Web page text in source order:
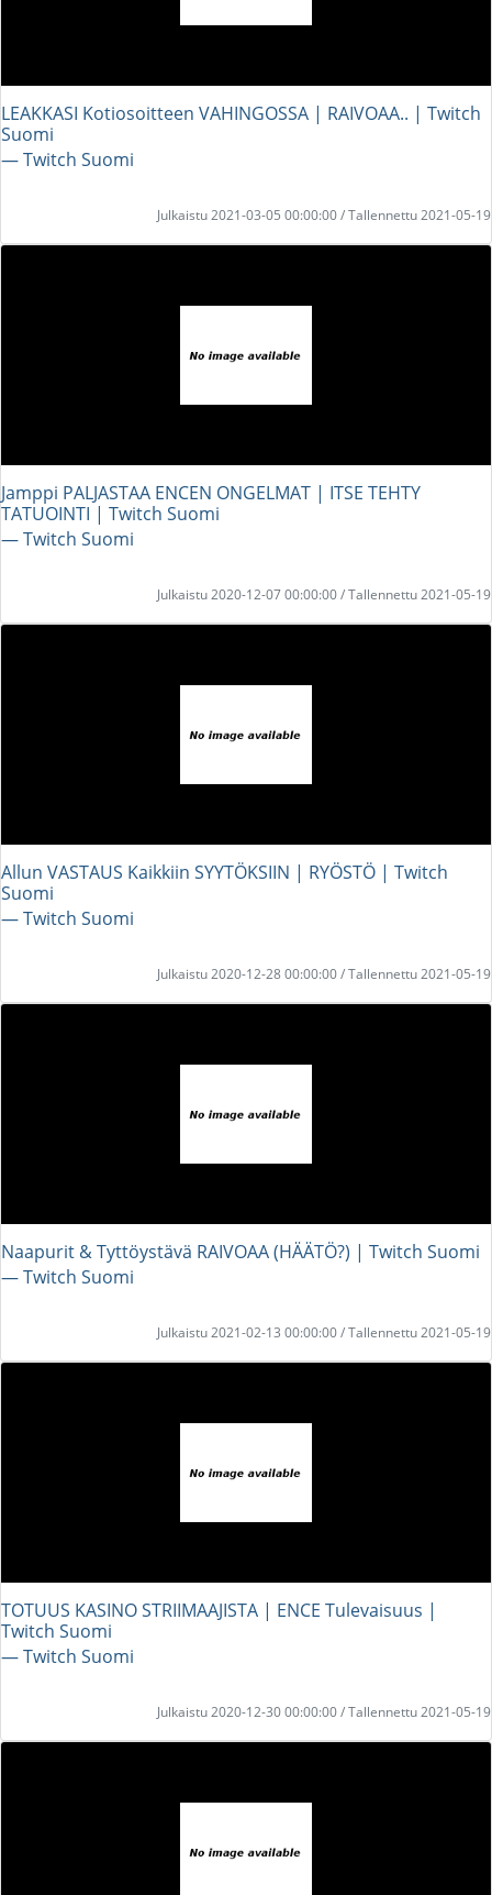
LEAKKASI Kotiosoitteen VAHINGOSSA | RAIVOAA.. | Twitch
Suomi
― Twitch Suomi
Julkaistu 2021-03-05 00:00:00 / Tallennettu 2021-05-19
Jamppi PALJASTAA ENCEN ONGELMAT | ITSE TEHTY
TATUOINTI | Twitch Suomi
― Twitch Suomi
Julkaistu 2020-12-07 00:00:00 / Tallennettu 2021-05-19
Allun VASTAUS Kaikkiin SYYTÖKSIIN | RYÖSTÖ | Twitch
Suomi
― Twitch Suomi
Julkaistu 2020-12-28 00:00:00 / Tallennettu 2021-05-19
Naapurit & Tyttöystävä RAIVOAA (HÄÄTÖ?) | Twitch Suomi
― Twitch Suomi
Julkaistu 2021-02-13 00:00:00 / Tallennettu 2021-05-19
TOTUUS KASINO STRIIMAAJISTA | ENCE Tulevaisuus |
Twitch Suomi
― Twitch Suomi
Julkaistu 2020-12-30 00:00:00 / Tallennettu 2021-05-19